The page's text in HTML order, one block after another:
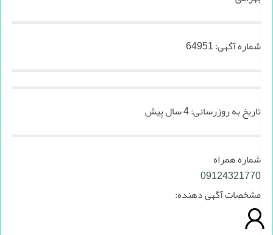
شماره آگهی:64951
تاریخ به روزرسانی:4 سال پیش
شماره همراه
09124321770
مشخصات آگهی دهنده: